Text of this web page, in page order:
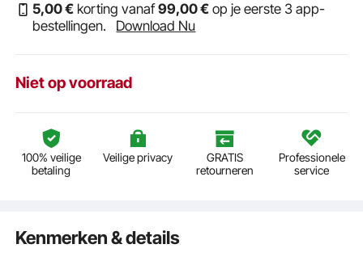
5,00€ korting vanaf99,00€ op je eerste 3 app-
bestellingen.
Download Nu
Niet op voorraad
100% veilige
betaling
Veilige privacy
GRATIS
retourneren
Professionele
service
Kenmerken & details